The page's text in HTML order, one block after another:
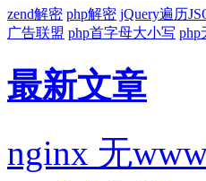
zend解密 php解密 jQuery遍历
广告联盟 php首字母大小写 php
最新文章
nginx 无